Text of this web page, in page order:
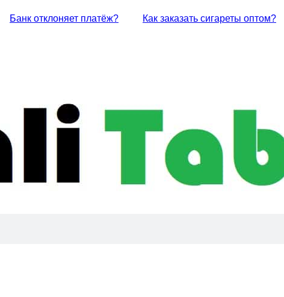
Банк отклоняет платёж? Как заказать сигареты оптом?